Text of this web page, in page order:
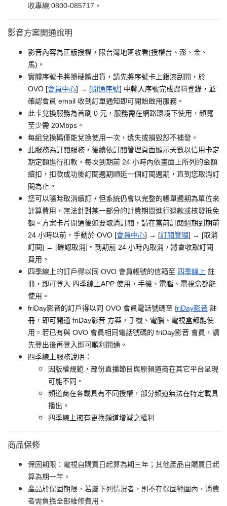
收專線:0800-085717。
影音方案開通說明
影音內容為正版授權，限台灣地區收看(授權台、澎、金、
馬)。
實體序號卡將隨硬體出貨，請先將序號卡上銀漆刮開，於
OVO [會員中心] → [開通序號] 中輸入序號完成資料登錄，並
確認會員 email 收到訂單通知即可開始啟用服務。
此卡兌換服務為首刷 0 元，服務需在網路環境下使用，頻寬
至少需 20Mbps。
每組兌換碼僅能兌換使用一次，遺失或損毀恕不補發。
此服務為訂閱服務，後續依訂閱管理頁面顯示天數以信用卡定
期定額進行扣款，每次到期前 24 小時內依畫面上所列的金額
續扣，扣款成功後訂閱週期順延一個訂閱週期，直到您取消訂
閱為止。
您可以隨時取消續訂，但系統仍會以完整的帳單週期為單位來
計算費用，無法針對某一部分的計費期間進行退款或核發抵免
額。方案卡片開通後如要取消訂閱，請在當前訂閱週期到期前
24 小時以前，手動於 OVO [會員中心] → [訂閱管理] → [取消
訂閱] → [確認取消]。到期前 24 小時內取消，將會收取訂閱
費用。
四季線上的訂戶得以同 OVO 會員帳號的信箱至 四季線上 註
冊，即可登入 四季線上APP 使用，手機、電腦、電視盒都能
使用。
friDay影音的訂戶得以同 OVO 會員電話號碼至 friDay影音 註
冊，即可開通 friDay影音 方案，手機、電腦、電視盒都能使
用。若已有與 OVO 會員相同電話號碼的 friDay影音 會員，請
先登出後再登入即可順利開通。
四季線上服務說明：
因版權規範，部份直播節目與原頻道商在其它平台呈現
可能不同。
頻道商在各載具有不同授權，部分頻道無法在特定載具
播出。
四季線上擁有更換頻道增減之權利
商品保修
保固期限：電視自購買日起算為期三年；其他產品自購買日起
算為期一年。
產品於保固期限，若屬下列情況者，則不在保固範圍內，消費
者需負擔全部維修費用。